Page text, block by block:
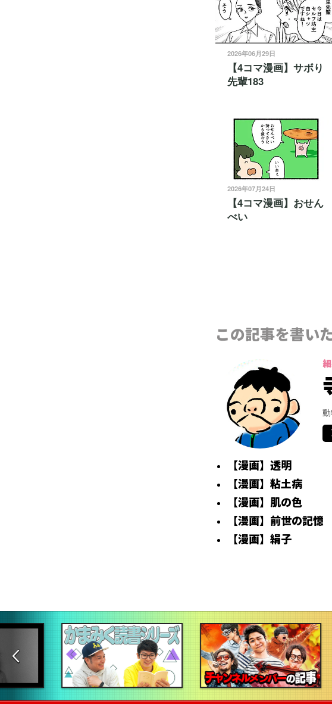
2026年06月29日
【4コマ漫画】サボり
先輩183
2026年07月24日
【4コマ漫画】おせん
べい
この記事を書い
【漫画】透明
【漫画】粘土病
【漫画】肌の色
【漫画】前世の記憶
【漫画】絹子